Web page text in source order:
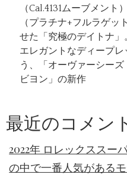
（Cal.4131ムーブメント
（プラチナ+フルラゲッ
せた「究極のデイトナ」
エレガントなディープレ
う、「オーヴァーシー
ビヨン」の新作
最近のコメン
2022年 ロレックススー
の中で一番人気がある